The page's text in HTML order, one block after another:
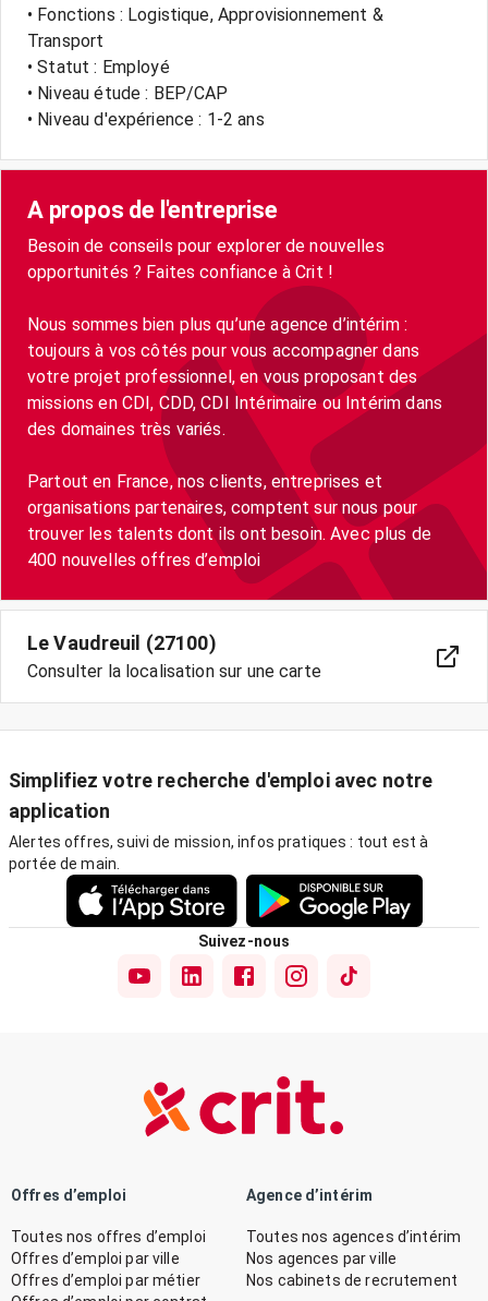
• Fonctions : Logistique, Approvisionnement &
Transport
• Statut : Employé
• Niveau étude : BEP/CAP
• Niveau d'expérience : 1-2 ans
A propos de l'entreprise
Besoin de conseils pour explorer de nouvelles
opportunités ? Faites confiance à Crit !
Nous sommes bien plus qu’une agence d’intérim :
toujours à vos côtés pour vous accompagner dans
votre projet professionnel, en vous proposant des
missions en CDI, CDD, CDI Intérimaire ou Intérim dans
des domaines très variés.
Partout en France, nos clients, entreprises et
organisations partenaires, comptent sur nous pour
trouver les talents dont ils ont besoin. Avec plus de
400 nouvelles offres d’emploi
Le Vaudreuil (27100)
Consulter la localisation sur une carte
Simplifiez votre recherche d'emploi avec notre
application
Alertes offres, suivi de mission, infos pratiques : tout est à
portée de main.
Suivez-nous
Offres d’emploi
Toutes nos offres d’emploi
Offres d’emploi par ville
Offres d’emploi par métier
Agence d’intérim
Toutes nos agences d’intérim
Nos agences par ville
Nos cabinets de recrutement